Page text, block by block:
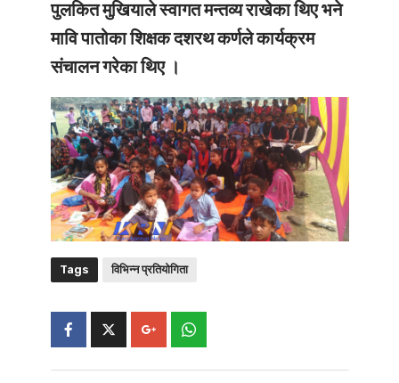
पुलकित मुखियाले स्वागत मन्तव्य राखेका थिए भने
मावि पातोका शिक्षक दशरथ कर्णले कार्यक्रम
संचालन गरेका थिए ।
Tags विभिन्न प्रतियोगिता